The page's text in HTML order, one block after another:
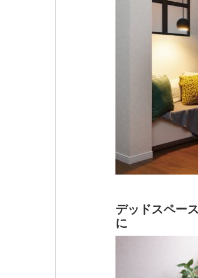
デッドスペー
に